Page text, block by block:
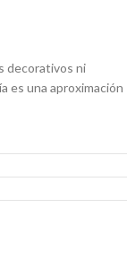
decorativos ni
es una aproximación